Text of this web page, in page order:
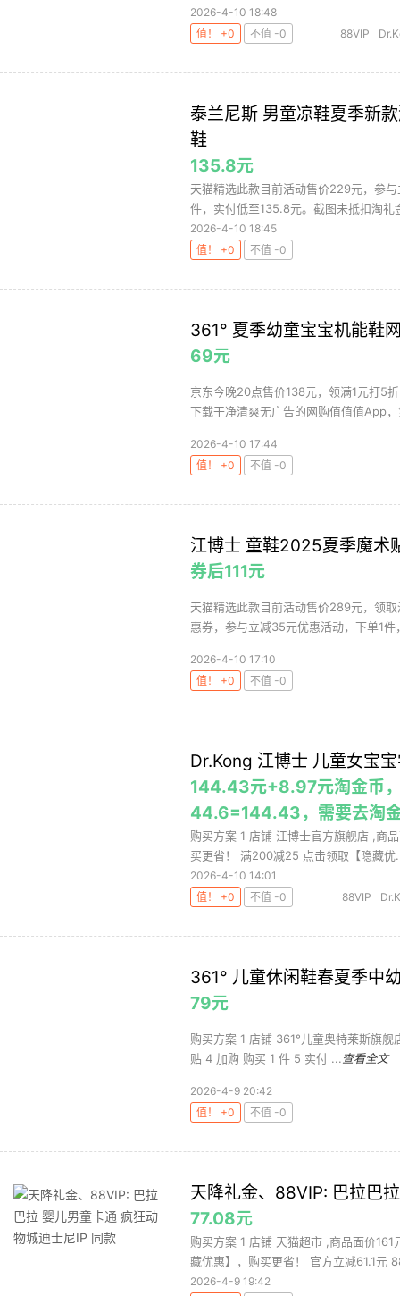
2026-4-10 18:48
值！ +0
不值 -0 88VIP
泰兰尼斯 男童凉鞋夏季新
鞋
135.8元
天猫精选此款目前活动售价229元，参
件，实付低至135.8元。截图未抵扣淘礼
2026-4-10 18:45
值！ +0
不值 -0
361° 夏季幼童宝宝机能鞋
69元
京东今晚20点售价138元，领满1元打5
下载干净清爽无广告的网购值值值App
2026-4-10 17:44
值！ +0
不值 -0
江博士 童鞋2025夏季魔术
券后111元
天猫精选此款目前活动售价289元，领
惠券，参与立减35元优惠活动，下单1件
2026-4-10 17:10
值！ +0
不值 -0
Dr.Kong 江博士 儿童女宝
144.43元+8.97元淘金币
44.6=144.43，需要去淘
购买方案 1 店铺 江博士官方旗舰店 ,商
买更省！ 满200减25 点击领取【隐藏优
2026-4-10 14:01
值！ +0
不值 -0 88VIP
361° 儿童休闲鞋春夏季中
79元
购买方案 1 店铺 361°儿童奥特莱斯旗
贴 4 加购 购买 1 件 5 实付 ... 查看全文
2026-4-9 20:42
值！ +0
不值 -0
天降礼金、88VIP: 巴拉巴
77.08元
购买方案 1 店铺 天猫超市 ,商品面价
藏优惠】，购买更省！ 官方立减61.1元
2026-4-9 19:42